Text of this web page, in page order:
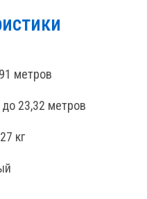
метров
до 23,32 метров
кг